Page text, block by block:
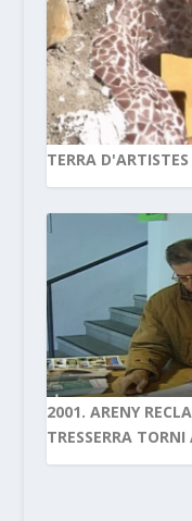
TERRA D'ARTISTES
2001. ARENY
TRESSERRA TORNI